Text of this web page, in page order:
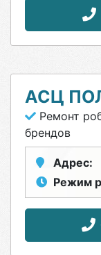
АСЦ
Ремонт
брендов
Адрес:
Режим